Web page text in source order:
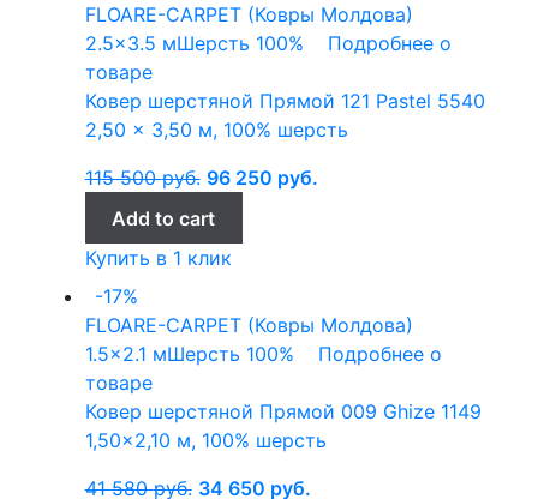
FLOARE-CARPET (Ковры Молдова)
2.5x3.5 мШерсть 100%
Подробнее о
товаре
Ковер шерстяной Прямой 121 Pastel 5540
2,50 x 3,50 м, 100% шерсть
115 500руб. 96 250 руб.
Add to cart
Купить в 1 клик
-17%
FLOARE-CARPET (Ковры Молдова)
1.5x2.1 мШерсть 100%
Подробнее о
товаре
Ковер шерстяной Прямой 009 Ghize 1149
1,50×2,10 м, 100% шерсть
41 580руб. 34 650 руб.